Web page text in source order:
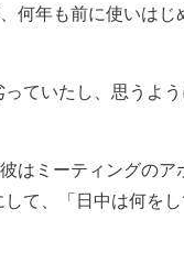
年も前に使いはじ
ていたし、思うよ
はミーティングの
て、「日中は何を